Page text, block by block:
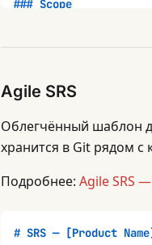
### Scope
|------|-----------|
### References
- FRD: [link]
- Design system: [
Agile SRS
Облегчённый шаблон
хранится в Git рядом с
Подробнее: Agile SRS
# SRS — [Product